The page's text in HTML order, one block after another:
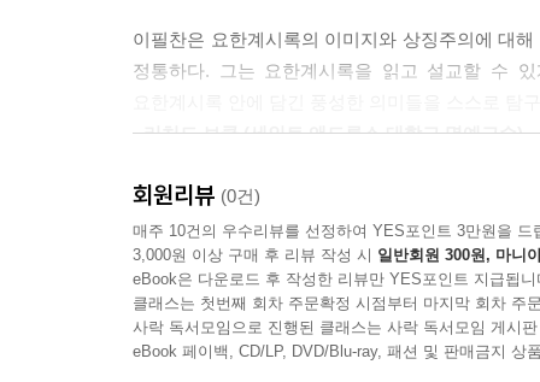
[19:9-10] 어린 양의 혼인 잔치 654
[19:17-18] 하나님의 큰 잔치에 초대(B) 700
[19:19-21] 두 짐승과 그 군대들의 심판(A') 704
2. 용에 대한 심판(20:1-10) 711
[20:1-3 용이 천 년 동안 무저갱에 결박되어 갇혀 있
[20:7-10] 천 년이 다 찬 후에 용의 활동(A') 742
정립하는데 중요한 역할을 할 것을 믿어마지 않는
이필찬은 요한계시록의 이미지와 상징주의에 대
정통하다. 그는 요한계시록을 읽고 설교할 수
- 리처드 보쿰 (세인트 앤드류스 대학교 명예교수)
이 주석을 통해 한국교회 안에 퍼져있는 “들떠
헛것이고 반기독교적인지를 적나라하게 드러내
하시는 주님의 말씀을 듣게 하는 확성기 역할을 하
- 류호준 (교수, 백석대학교 신학대학원 은퇴 교수)
이 책은 탁월한 요한계시록 전문가가 평생 피땀
회원리뷰 (0건)
매주 10건의 우수리뷰를 선정하여 YES포인트 3만원을 드
3,000원 이상 구매 후 리뷰 작성 시 일반회원 300원, 마니
eBook은 다운로드 후 작성한 리뷰만 YES포인트 지급됩니
클래스는 첫번째 회차 주문확정 시점부터 마지막 회차 주
사락 독서모임으로 진행된 클래스는 사락 독서모임 게시
eBook 페이백, CD/LP, DVD/Blu-ray, 패션 및 판매금지 상